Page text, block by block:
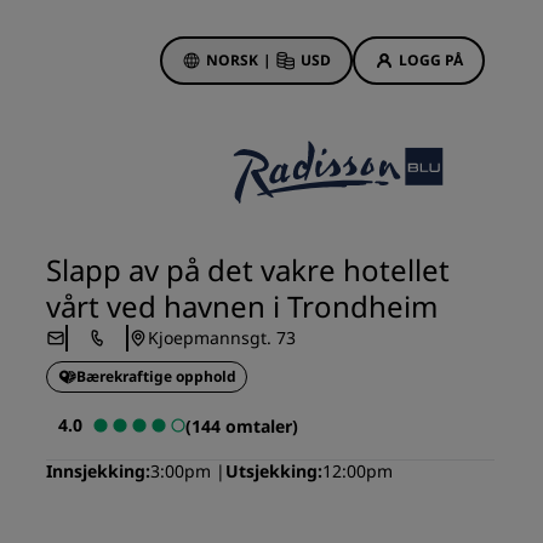
NORSK | USD LOGG PÅ
Hotelltilbud
Første gang er det ekstra
hyggelig
Deals of the Day
Bestill på forhånd
Se pakkene våre
Reiseideer
Slapp av på det vakre hotellet
vårt ved havnen i Trondheim
Kjoepmannsgt. 73
Bærekraftige opphold
4.0
(144 omtaler)
Innsjekking 3:00pm Utsjekking 12:00pm